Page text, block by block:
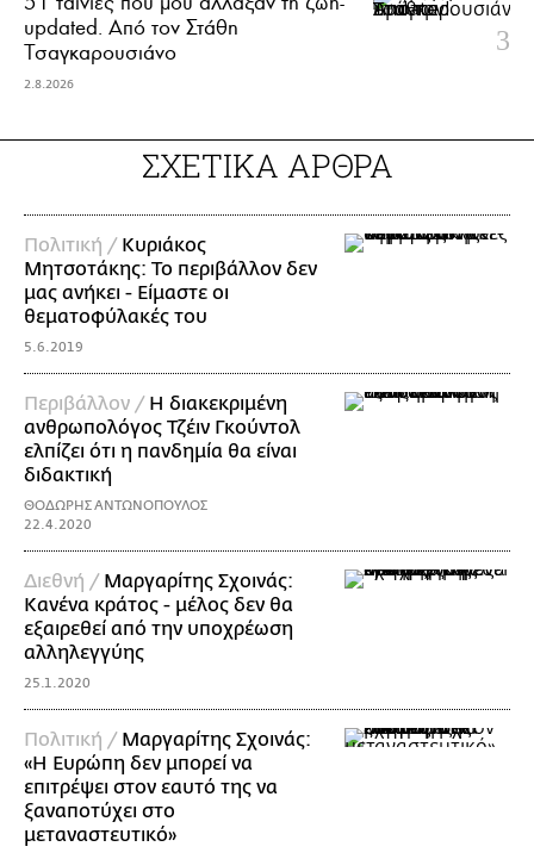
updated. Aπό τον Στάθη
Τσαγκαρουσιάνο
2.8.2026
ΣΧΕΤΙΚΑ ΑΡΘΡΑ
Πολιτική / Κυριάκος
Μητσοτάκης: Το περιβάλλον δεν
μας ανήκει - Είμαστε οι
θεματοφύλακές του
5.6.2019
Περιβάλλον / Η διακεκριμένη
ανθρωπολόγος Τζέιν Γκούντολ
ελπίζει ότι η πανδημία θα είναι
διδακτική
ΘΟΔΩΡΗΣ ΑΝΤΩΝΟΠΟΥΛΟΣ
22.4.2020
Διεθνή / Μαργαρίτης Σχοινάς:
Κανένα κράτος - μέλος δεν θα
εξαιρεθεί από την υποχρέωση
αλληλεγγύης
25.1.2020
Πολιτική / Μαργαρίτης Σχοινάς:
«Η Ευρώπη δεν μπορεί να
επιτρέψει στον εαυτό της να
ξαναποτύχει στο
μεταναστευτικό»